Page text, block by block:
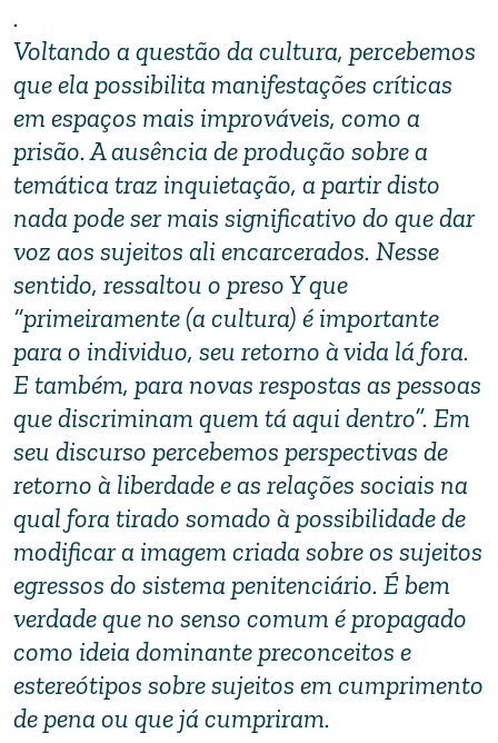
.
Voltando a questão da cultura, percebemos
que ela possibilita manifestações críticas
em espaços mais improváveis, como a
prisão. A ausência de produção sobre a
temática traz inquietação, a partir disto
nada pode ser mais significativo do que dar
voz aos sujeitos ali encarcerados. Nesse
sentido, ressaltou o preso Y que
“primeiramente (a cultura) é importante
para o individuo, seu retorno à vida lá fora.
E também, para novas respostas as pessoas
que discriminam quem tá aqui dentro”. Em
seu discurso percebemos perspectivas de
retorno à liberdade e as relações sociais na
qual fora tirado somado à possibilidade de
modificar a imagem criada sobre os sujeitos
egressos do sistema penitenciário. É bem
verdade que no senso comum é propagado
como ideia dominante preconceitos e
estereótipos sobre sujeitos em cumprimento
de pena ou que já cumpriram.